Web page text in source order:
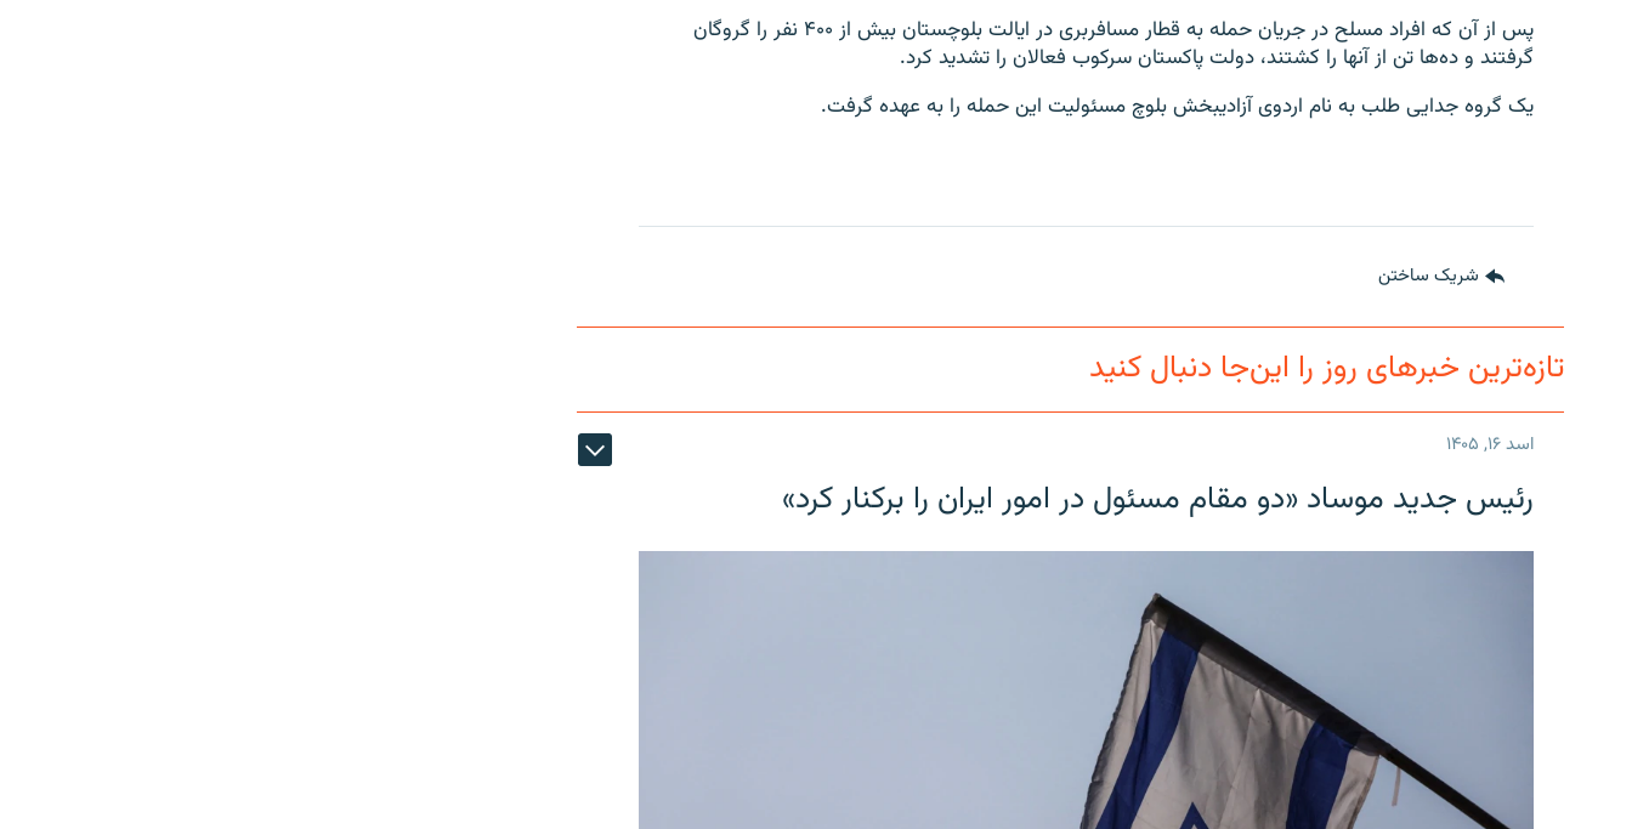
پس از آن که افراد مسلح در جریان حمله به قطار مسافربری در ایالت بلوچستان بیش از ۴۰۰ نفر را گروگان
گرفتند و ده‌ها تن از آنها را کشتند، دولت پاکستان سرکوب فعالان را تشدید کرد.
یک گروه جدایی طلب به نام اردوی آزادیبخش بلوچ مسئولیت این حمله را به عهده گرفت.
شریک ساختن
تازه‌ترین خبرهای روز را این‌جا دنبال کنید
اسد ۱۶, ۱۴۰۵
رئیس جدید موساد «دو مقام مسئول در امور ایران را برکنار کرد»